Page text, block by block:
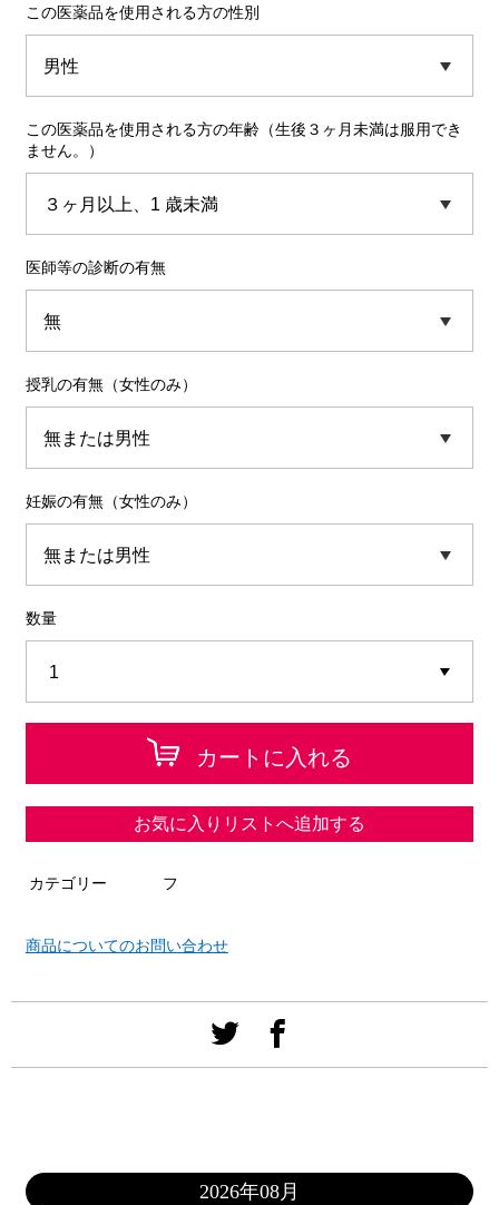
この医薬品を使用される方の性別
この医薬品を使用される方の年齢（生後３ヶ月未満は服用でき
ません。）
医師等の診断の有無
授乳の有無（女性のみ）
妊娠の有無（女性のみ）
数量
カートに入れる
お気に入りリストへ追加する
カテゴリー フ
商品についてのお問い合わせ
2026年08月